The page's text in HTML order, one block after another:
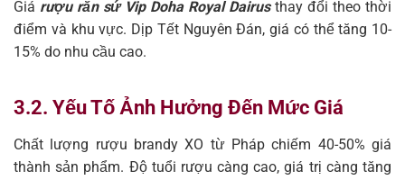
Giá rượu rắn sứ Vip Doha Royal Dairusthay đổi theo thời
điểm và khu vực. Dịp Tết Nguyên Đán, giá có thể tăng 10-
15% do nhu cầu cao.
3.2. Yếu Tố Ảnh Hưởng Đến Mức Giá
Chất lượng rượu brandy XO từ Pháp chiếm 40-50% giá
thành sản phẩm. Độ tuổi rượu càng cao, giá trị càng tăng